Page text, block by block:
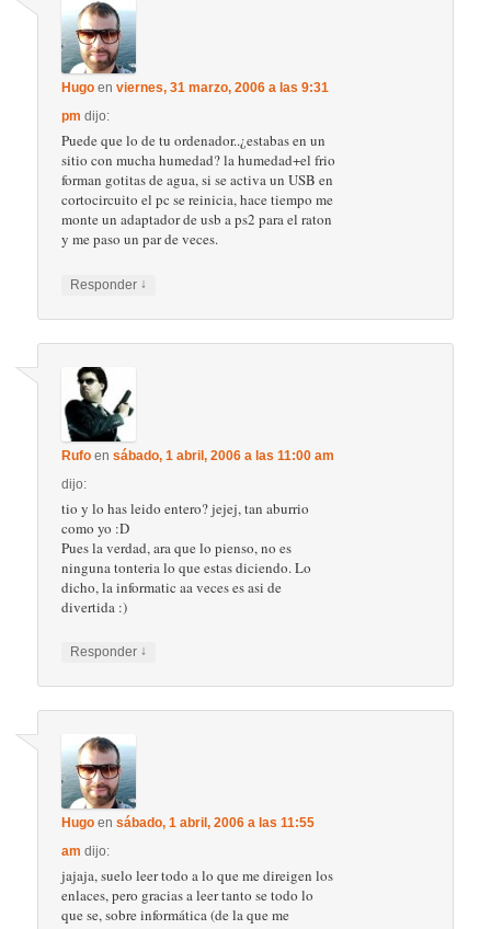
Hugo enviernes, 31 marzo, 2006 a las 9:31
pm dijo:
Puede que lo de tu ordenador..¿estabas en un
sitio con mucha humedad? la humedad+el frio
forman gotitas de agua, si se activa un USB en
cortocircuito el pc se reinicia, hace tiempo me
monte un adaptador de usb a ps2 para el raton
y me paso un par de veces.
Responder ↓
Rufo ensábado, 1 abril, 2006 a las 11:00 am
dijo:
tio y lo has leido entero? jejej, tan aburrio
como yo :D
Pues la verdad, ara que lo pienso, no es
ninguna tonteria lo que estas diciendo. Lo
dicho, la informatic aa veces es asi de
divertida :)
Responder ↓
Hugo ensábado, 1 abril, 2006 a las 11:55
am dijo:
jajaja, suelo leer todo a lo que me direigen los
enlaces, pero gracias a leer tanto se todo lo
que se, sobre informática (de la que me